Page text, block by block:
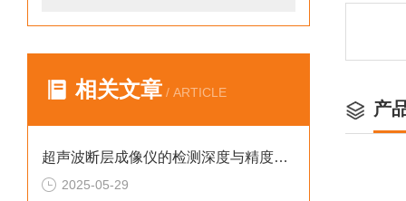
相关文章 / ARTICLE
超声波断层成像仪的检测深度与精度如何平衡？
2025-05-29
产